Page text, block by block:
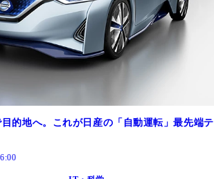
的地へ。これが日産の「自動運転」最先端テ